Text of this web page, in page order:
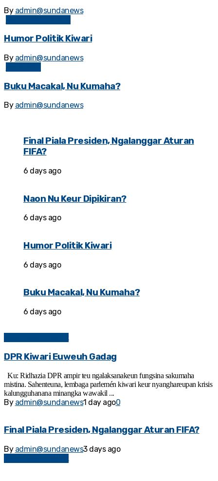
By admin@sundanews
Humor Politik Kiwari
By admin@sundanews
Buku Macakal, Nu Kumaha?
By admin@sundanews
Final Piala Presiden, Ngalanggar Aturan
FIFA?
6 days ago
Naon Nu Keur Dipikiran?
6 days ago
Humor Politik Kiwari
6 days ago
Buku Macakal, Nu Kumaha?
6 days ago
DPR Kiwari Euweuh Gadag
Ku: Ridhazia DPR ampir teu ngalaksanakeun fungsina sakumaha
mistina. Sahenteuna, lembaga parlemén kiwari keur nyanghareupan krisis
kalungguhanana minangka wawakil ...
By admin@sundanews1 day ago0
Final Piala Presiden, Ngalanggar Aturan FIFA?
By admin@sundanews3 days ago